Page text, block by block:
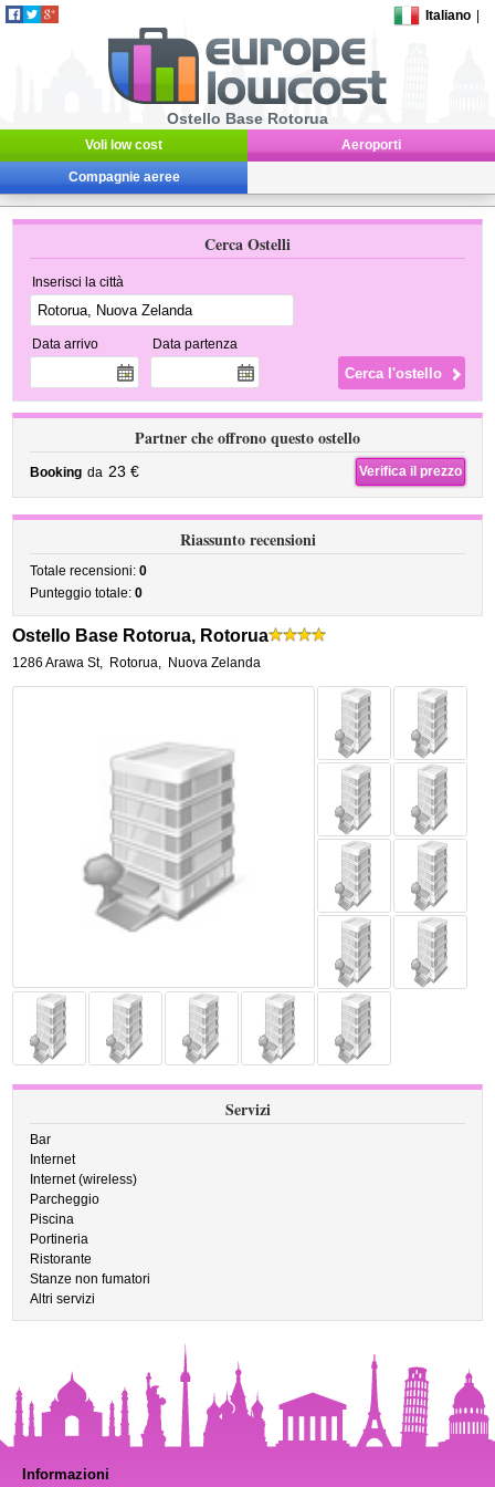
Italiano
Ostello Base Rotorua
Voli low cost Aeroporti
Compagnie aeree
Cerca Ostelli
Inserisci la città
Data arrivo Data partenza
Partner che offrono questo ostello
Booking da 23 € Verifica il prezzo
Riassunto recensioni
Totale recensioni:0
Punteggio totale:0
Ostello Base Rotorua, Rotorua
1286 Arawa St, Rotorua, Nuova Zelanda
Servizi
Bar
Internet
Internet (wireless)
Parcheggio
Piscina
Portineria
Ristorante
Stanze non fumatori
Altri servizi
Informazioni